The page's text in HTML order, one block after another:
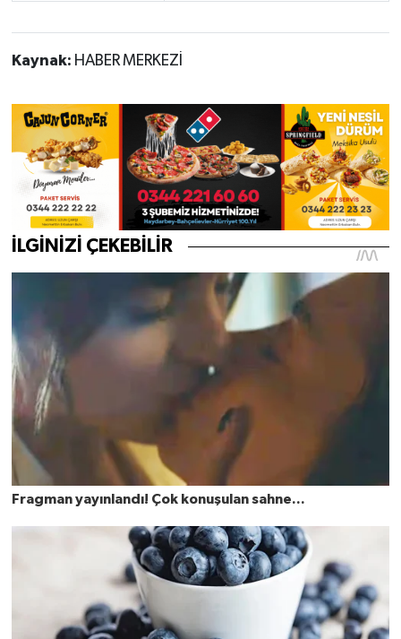
Kaynak: HABER MERKEZİ